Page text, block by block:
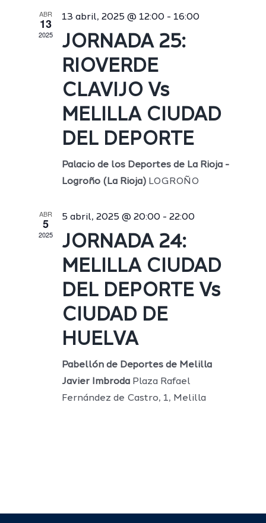
ABR
13
2025
13 abril, 2025 @ 12:00 - 16:00
JORNADA 25:
RIOVERDE
CLAVIJO Vs
MELILLA CIUDAD
DEL DEPORTE
Palacio de los Deportes de La Rioja -
Logroño (La Rioja) LOGROÑO
ABR
5
2025
5 abril, 2025 @ 20:00 - 22:00
JORNADA 24:
MELILLA CIUDAD
DEL DEPORTE Vs
CIUDAD DE
HUELVA
Pabellón de Deportes de Melilla
Javier Imbroda Plaza Rafael
Fernández de Castro, 1, Melilla